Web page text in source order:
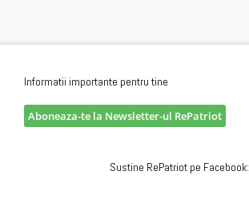
Informatii importante pentru tine
Aboneaza-te la Newsletter-ul RePatriot
Sustine RePatriot pe Facebook: